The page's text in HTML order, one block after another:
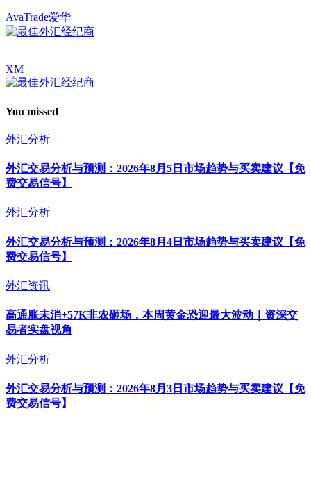
AvaTrade爱华
XM
You missed
外汇分析
外汇交易分析与预测：2026年8月5日市场趋势与买卖建议【免
费交易信号】
外汇分析
外汇交易分析与预测：2026年8月4日市场趋势与买卖建议【免
费交易信号】
外汇资讯
高通胀未消+57K非农砸场，本周黄金恐迎最大波动｜资深交
易者实盘视角
外汇分析
外汇交易分析与预测：2026年8月3日市场趋势与买卖建议【免
费交易信号】